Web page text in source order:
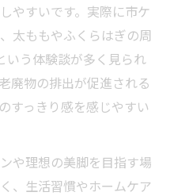
やすいです。実際に市ケ
太ももやふくらはぎの周
う体験談が多く見られ
廃物の排出が促進される
すっきり感を感じやすい
や理想の美脚を目指す場
、生活習慣やホームケア